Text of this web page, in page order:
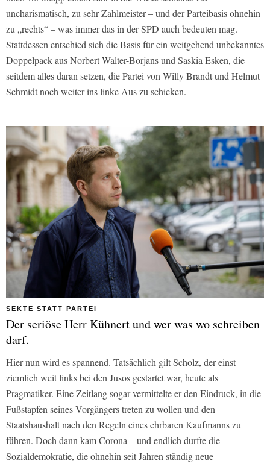
uncharismatisch, zu sehr Zahlmeister – und der Parteibasis ohnehin
zu „rechts“ – was immer das in der SPD auch bedeuten mag.
Stattdessen entschied sich die Basis für ein weitgehend unbekanntes
Doppelpack aus Norbert Walter-Borjans und Saskia Esken, die
seitdem alles daran setzen, die Partei von Willy Brandt und Helmut
Schmidt noch weiter ins linke Aus zu schicken.
SEKTE STATT PARTEI
Der seriöse Herr Kühnert und wer was wo schreiben
darf.
Hier nun wird es spannend. Tatsächlich gilt Scholz, der einst
ziemlich weit links bei den Jusos gestartet war, heute als
Pragmatiker. Eine Zeitlang sogar vermittelte er den Eindruck, in die
Fußstapfen seines Vorgängers treten zu wollen und den
Staatshaushalt nach den Regeln eines ehrbaren Kaufmanns zu
führen. Doch dann kam Corona – und endlich durfte die
Sozialdemokratie, die ohnehin seit Jahren ständig neue